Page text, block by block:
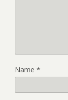
Name *